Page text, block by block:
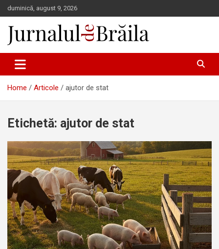
Skip
to
content
duminică, august 9, 2026
Jurnalul de Brăila
Home Articole ajutor de stat
Etichetă: ajutor de stat